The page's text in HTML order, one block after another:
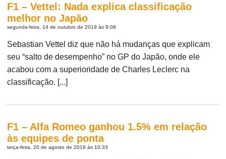
F1 – Vettel: Nada explica classificação
melhor no Japão
segunda-feira, 14 de outubro de 2019 às 9:08
Sebastian Vettel diz que não há mudanças que explicam
seu “salto de desempenho” no GP do Japão, onde ele
acabou com a superioridade de Charles Leclerc na
classificação. [...]
F1 – Alfa Romeo ganhou 1.5% em relação
às equipes de ponta
terça-feira, 20 de agosto de 2019 às 10:33